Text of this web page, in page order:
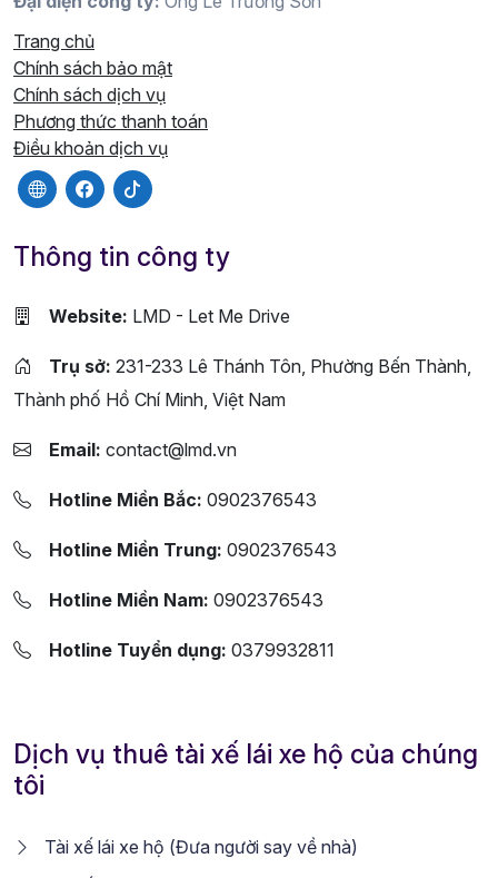
Trang chủ
Chính sách bảo mật
Chính sách dịch vụ
Phương thức thanh toán
Điều khoản dịch vụ
Thông tin công ty
Website: LMD - Let Me Drive
Trụ sở: 231-233 Lê Thánh Tôn, Phường Bến Thành,
Thành phố Hồ Chí Minh, Việt Nam
Email: contact@lmd.vn
Hotline Miền Bắc: 0902376543
Hotline Miền Trung: 0902376543
Hotline Miền Nam: 0902376543
Hotline Tuyển dụng: 0379932811
Dịch vụ thuê tài xế lái xe hộ của chúng
tôi
Tài xế lái xe hộ (Đưa người say về nhà)